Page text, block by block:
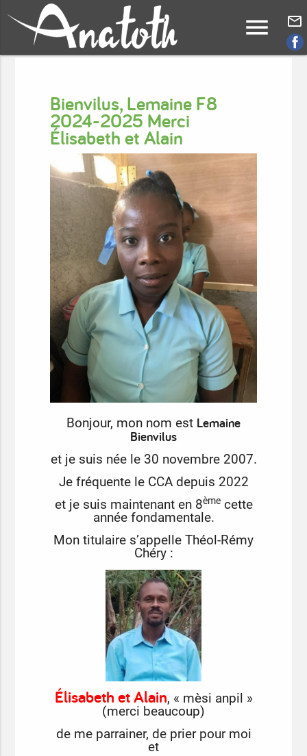
menu mail_outline
Bienvilus, Lemaine F8
2024-2025 Merci
Élisabeth et Alain
Bonjour, mon nom est Lemaine
Bienvilus
et je suis née le 30 novembre 2007.
Je fréquente le CCA depuis 2022
et je suis maintenant en 8èmecette
année fondamentale.
Mon titulaire s’appelle Théol-Rémy
Chéry :
Élisabeth et Alain, « mèsi anpil »
(merci beaucoup)
de me parrainer, de prier pour moi
et